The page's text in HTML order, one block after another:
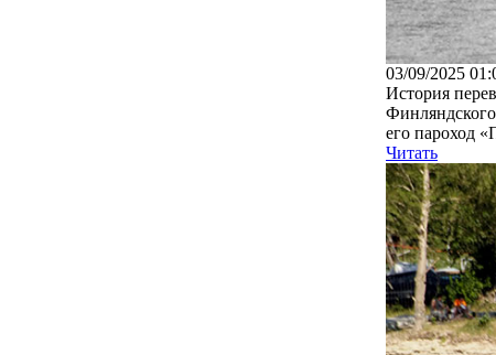
03/09/2025
История
его пароход
Читать